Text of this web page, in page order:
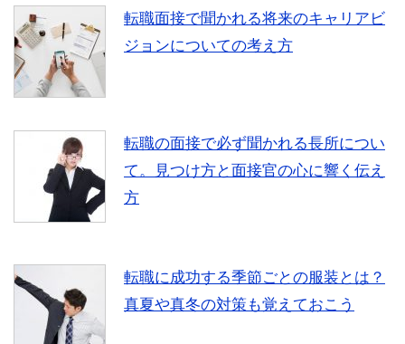
転職面接で聞かれる将来のキャリアビ
ジョンについての考え方
転職の面接で必ず聞かれる長所につい
て。見つけ方と面接官の心に響く伝え
方
転職に成功する季節ごとの服装とは？
真夏や真冬の対策も覚えておこう